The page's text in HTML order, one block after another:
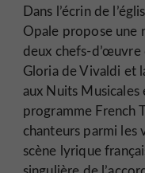
Dans l’écrin de
Opale propose une
deux chefs-
Gloria de Vivaldi et
aux Nuits
programme French
chanteurs parmi les
scène lyrique